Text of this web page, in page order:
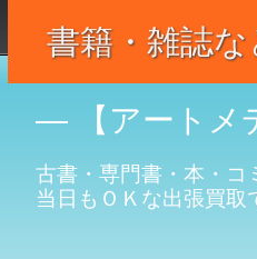
書籍・雑誌
― 【アートメ
古書・専門書・本・コ
当日もＯＫな出張買